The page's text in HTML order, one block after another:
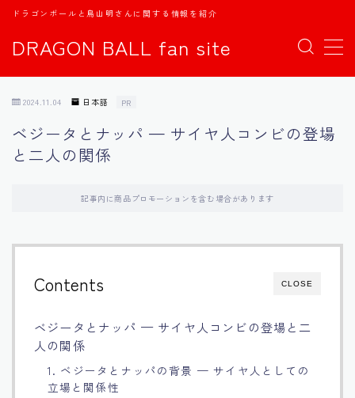
DRAGON BALL fan site
ドラゴンボールと鳥山明さんに関する情報を紹介
MENU
日本語
中文
Español
اللغة العربية
Français
2024.11.04 日本語 PR
ベジータとナッパ — サイヤ人コンビの登場
と二人の関係
記事内に商品プロモーションを含む場合があります
CLOSE
Contents
ベジータとナッパ — サイヤ人コンビの登場と二
人の関係
1. ベジータとナッパの背景 — サイヤ人としての
立場と関係性